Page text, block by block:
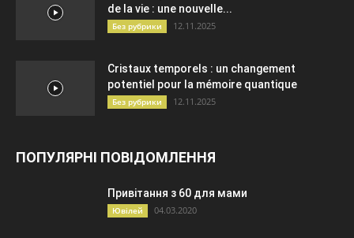
de la vie : une nouvelle...
Без рубрики 12.11.2025
Cristaux temporels : un changement
potentiel pour la mémoire quantique
Без рубрики 12.11.2025
ПОПУЛЯРНІ ПОВІДОМЛЕННЯ
Привітання з 60 для мами
Ювілей 04.03.2020